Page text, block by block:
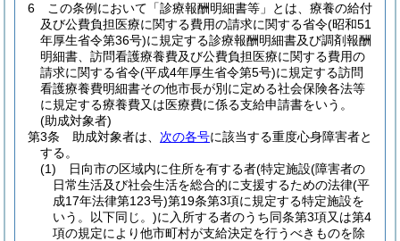
6
この条例において「診療報酬明細書等」とは、療養の給付
及び公費負担医療に関する費用の請求に関する省令(昭和51
年厚生省令第36号)に規定する診療報酬明細書及び調剤報酬
明細書、訪問看護療養費及び公費負担医療に関する費用の
請求に関する省令(平成4年厚生省令第5号)に規定する訪問
看護療養費明細書その他市長が別に定める社会保険各法等
に規定する療養費又は医療費に係る支給申請書をいう。
(助成対象者)
第3条
助成対象者は、 次の各号に該当する重度心身障害者と
する。
(1)
日向市の区域内に住所を有する者(特定施設(障害者の
日常生活及び社会生活を総合的に支援するための法律(平
成17年法律第123号)第19条第3項に規定する特定施設を
いう。以下同じ。)に入所する者のうち同条第3項又は第4
項の規定により他市町村が支給決定を行うべきものを除